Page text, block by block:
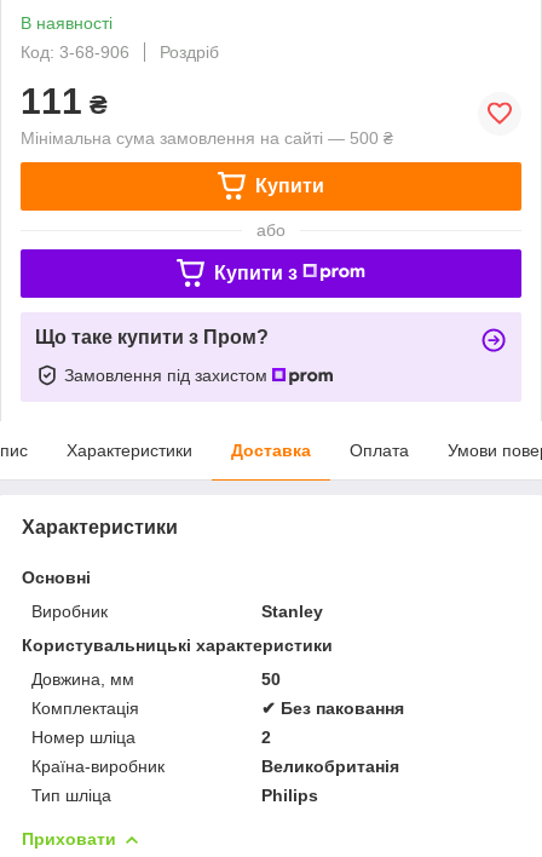
В наявності
Код: 3-68-906
Роздріб
111 ₴
Мінімальна сума замовлення на сайті — 500 ₴
Купити
або
Купити з
Що таке купити з Пром?
Замовлення під захистом
Характеристики Доставка Оплата Умови
Характеристики
Основні
Виробник
Stanley
Користувальницькі характеристики
Довжина, мм
50
Комплектація
✔ Без паковання
Номер шліца
2
Країна-виробник
Великобританія
Тип шліца
Philips
Приховати